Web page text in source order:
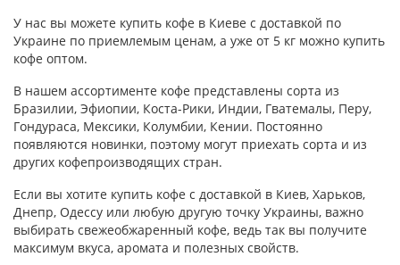
У нас вы можете купить кофе в Киеве с доставкой по
Украине по приемлемым ценам, а уже от 5 кг можно купить
кофе оптом.
В нашем ассортименте кофе представлены сорта из
Бразилии, Эфиопии, Коста-Рики, Индии, Гватемалы, Перу,
Гондураса, Мексики, Колумбии, Кении. Постоянно
появляются новинки, поэтому могут приехать сорта и из
других кофепроизводящих стран.
Если вы хотите купить кофе с доставкой в Киев, Харьков,
Днепр, Одессу или любую другую точку Украины, важно
выбирать свежеобжаренный кофе, ведь так вы получите
максимум вкуса, аромата и полезных свойств.